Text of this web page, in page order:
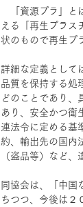
「資源プラ」と
える「再生プラス
状のもので再生プ
詳細な定義として
品質を保持する処
どのことであり
あり、安全かつ衛
連法令に定める基
約、輸出先の国内
（盗品等）など
同協会は、「中国
ちつつ、今後は２